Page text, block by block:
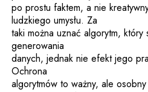
po prostu faktem, a nie
ludzkiego umysłu. Za
taki można uznać algorytm,
generowania
danych, jednak nie efekt jego
Ochrona
algorytmów to ważny, ale